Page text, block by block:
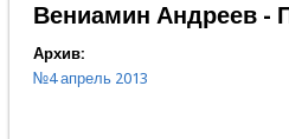
Вениамин Андреев -
Архив:
№4 апрель 2013